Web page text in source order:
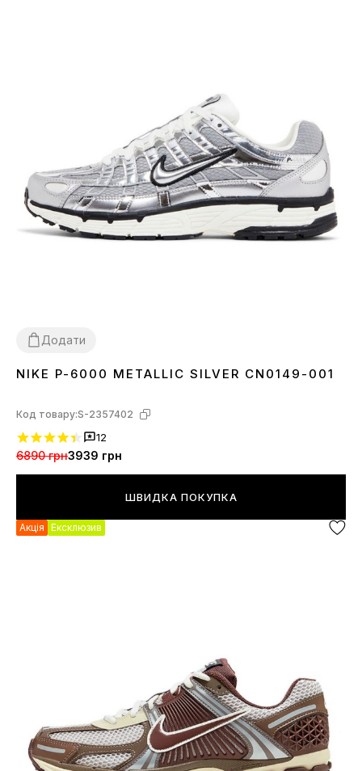
Додати
3637 38 3940 41 4243 44
NIKE P-6000 METALLIC SILVER CN0149-001
Код товару:S-2357402
12
6890 грн3939 грн
ШВИДКА ПОКУПКА
Акція Ексклюзив